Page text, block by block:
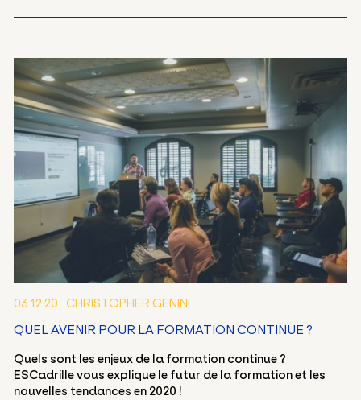
03.12.20 CHRISTOPHER GENIN
QUEL AVENIR POUR LA FORMATION CONTINUE ?
Quels sont les enjeux de la formation continue ?
ESCadrille vous explique le futur de la formation et les
nouvelles tendances en 2020 !